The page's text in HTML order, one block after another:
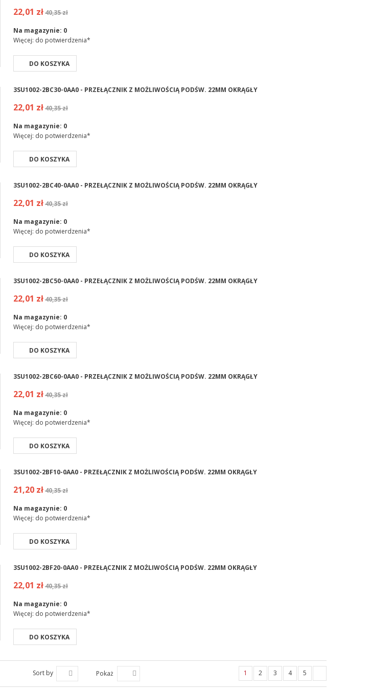
22,01 zł40,35 zł
Na magazynie: 0
Więcej: do potwierdzenia*
DO KOSZYKA
3SU1002-2BC30-0AA0 - PRZEŁĄCZNIK Z MOŻLIWOŚCIĄ PODŚW. 22MM OKRĄGŁY
22,01 zł40,35 zł
Na magazynie: 0
Więcej: do potwierdzenia*
DO KOSZYKA
3SU1002-2BC40-0AA0 - PRZEŁĄCZNIK Z MOŻLIWOŚCIĄ PODŚW. 22MM OKRĄGŁY
22,01 zł40,35 zł
Na magazynie: 0
Więcej: do potwierdzenia*
DO KOSZYKA
3SU1002-2BC50-0AA0 - PRZEŁĄCZNIK Z MOŻLIWOŚCIĄ PODŚW. 22MM OKRĄGŁY
22,01 zł40,35 zł
Na magazynie: 0
Więcej: do potwierdzenia*
DO KOSZYKA
3SU1002-2BC60-0AA0 - PRZEŁĄCZNIK Z MOŻLIWOŚCIĄ PODŚW. 22MM OKRĄGŁY
22,01 zł40,35 zł
Na magazynie: 0
Więcej: do potwierdzenia*
DO KOSZYKA
3SU1002-2BF10-0AA0 - PRZEŁĄCZNIK Z MOŻLIWOŚCIĄ PODŚW. 22MM OKRĄGŁY
21,20 zł40,35 zł
Na magazynie: 0
Więcej: do potwierdzenia*
DO KOSZYKA
3SU1002-2BF20-0AA0 - PRZEŁĄCZNIK Z MOŻLIWOŚCIĄ PODŚW. 22MM OKRĄGŁY
22,01 zł40,35 zł
Na magazynie: 0
Więcej: do potwierdzenia*
DO KOSZYKA
Sort by Pokaż 1 2 3 4 5